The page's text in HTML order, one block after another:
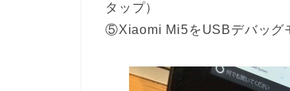
タップ）
⑤Xiaomi Mi5をUSBデバッグ